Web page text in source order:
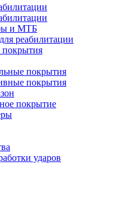
и МТБ
реабилитации
покрытия
покрытия
покрытие
ударов